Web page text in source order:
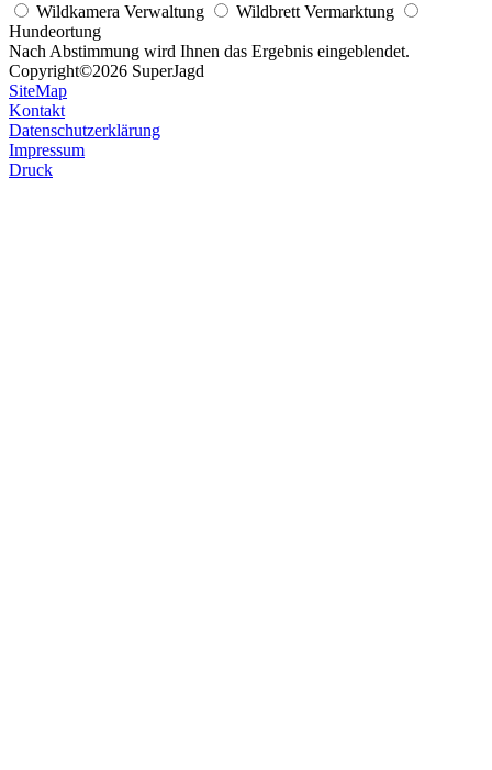
Wildkamera Verwaltung
Wildbrett Vermarktung
Hundeortung
Nach Abstimmung wird Ihnen das Ergebnis eingeblendet.
Copyright©2026 SuperJagd
SiteMap
Kontakt
Datenschutzerklärung
Impressum
Druck